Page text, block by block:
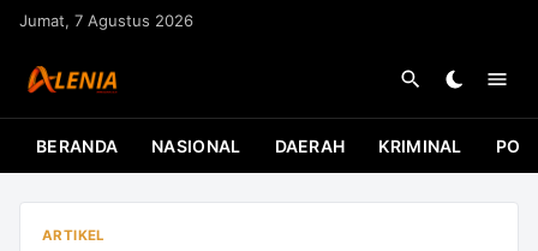
u
Jumat, 7 Agustus 2026
BERANDA NASIONAL DAERAH KRIMINAL
ARTIKEL